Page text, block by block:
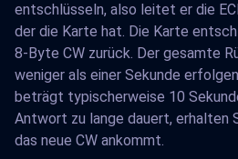
entschlüsseln, also leitet er die
der die Karte hat. Die Karte
8-Byte CW zurück. Der gesamte
weniger als einer Sekunde
beträgt typischerweise 10
Antwort zu lange dauert, erhalten
das neue CW ankommt.